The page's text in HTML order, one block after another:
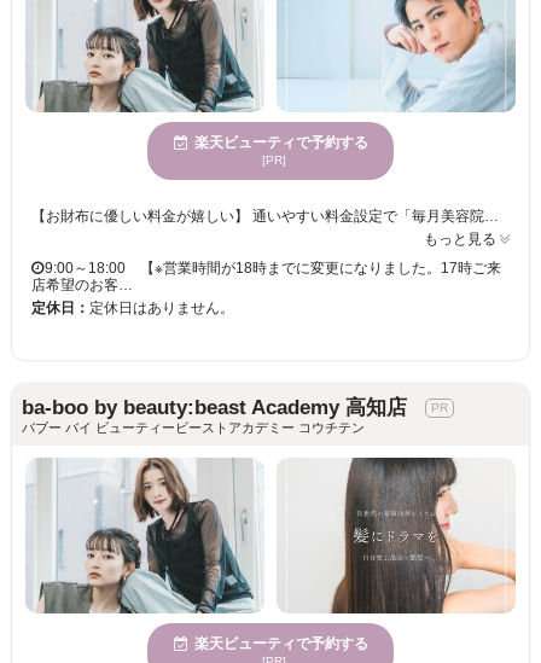
楽天ビューティで予約する
[PR]
【お財布に優しい料金が嬉しい】 通いやすい料金設定で「毎月美容院に行きたい」「美容院で楽しく過ごしたい」というお客様の綺麗をずっと応援します！ スタイリストの技術や使用する薬剤に一切の妥協ナシ！丁寧なカウンセリングであなたの“なりたい”を叶えてくれるサロンです☆ 【メンズカットならココ】 一人一人の個性を活かし、あらゆるシーンに対応したスタイルをご提案するメンズヘアはカットがキメ手！月1のメンテナンス感覚で通える価格設定も人気の秘訣◎ 楽にキマるスタイリングや、自宅でも再現性もバッチリ！ ◇新木駅より 徒歩3分 ◇当日予約・飛び込みでのご来店OK ◇クレジットカード／PayPay／楽天ペイ利用可 ◇スパ専門店並みの極上ヘッドスパメニューあり ショート/レイヤー/髪質改善/インナー/ハイライト/キッズカット/ヘアセット/前髪カット/ヘッドスパ/縮毛矯正/ブリーチ/学割U24/白髪ぼかし/白髪染め
もっと見る
9:00～18:00 【※営業時間が18時までに変更になりました。17時ご来
店希望のお客…
定休日： 定休日はありません。
ba-boo by beauty:beast Academy 高知店
バブー バイ ビューティービーストアカデミー コウチテン
楽天ビューティで予約する